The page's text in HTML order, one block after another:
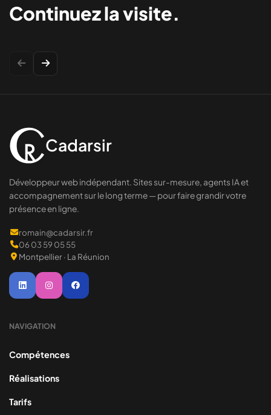
Continuez la visite.
Cadarsir
Développeur web indépendant. Sites sur-mesure, agents IA et
accompagnement sur le long terme — pour faire grandir votre
présence en ligne.
romain@cadarsir.fr
06 03 59 05 55
Montpellier · La Réunion
NAVIGATION
Compétences
Réalisations
Tarifs